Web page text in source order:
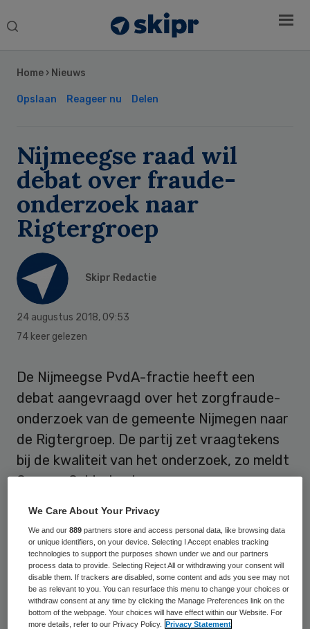
Search
Home › Nieuws
Opslaan Reageer nu Delen
Nijmeegse raad wil
debat over fraude-
onderzoek naar
Rigtergroep
Skipr Redactie
24 augustus 2018, 09:53
74 keer gelezen
De Nijmeegse PvdA-fractie heeft een
debat aangevraagd over het zorgfraude-
onderzoek van de gemeente Nijmegen naar
de Rigtergroep. De partij zet vraagtekens
bij de kwaliteit van het onderzoek, zo meldt
Omroep Gelderland.
Aanleiding voor het debat is een
tussenvonnisvan de rechtbank Gelderland
waarin zij weinig heel laat van de
beschuldigingen van de gemeente over
fraude met persoonsgebonden budgetten
(pgb’s) door dochterondernemingen van de
Sidebar
We Care About Your Privacy
We and our889 partners store and access personal data, like browsing data
or unique identifiers, on your device. Selecting I Accept enables tracking
technologies to support the purposes shown under we and our partners
process data to provide. Selecting Reject All or withdrawing your consent will
disable them. If trackers are disabled, some content and ads you see may not
be as relevant to you. You can resurface this menu to change your choices or
withdraw consent at any time by clicking the Manage Preferences link on the
bottom of the webpage. Your choices will have effect within our Website. For
more details, refer to our Privacy Policy.
Privacy Statement